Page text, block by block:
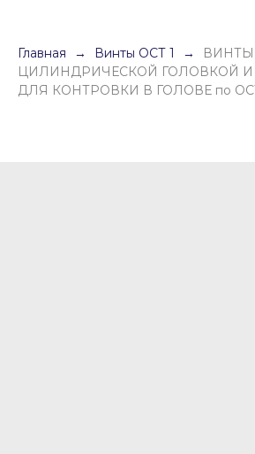
Главная Винты ОСТ 1
ВИНТЫ
ЦИЛИНДРИЧЕСКОЙ ГОЛОВКОЙ И
ДЛЯ КОНТРОВКИ В ГОЛОВЕ по ОСТ